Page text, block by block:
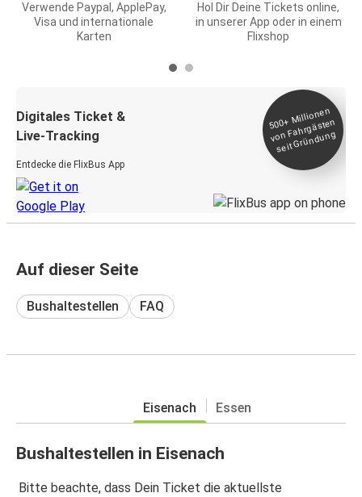
Verwende Paypal, ApplePay,
Visa und internationale
Karten
Hol Dir Deine Tickets online,
in unserer App oder in einem
Flixshop
Digitales Ticket &
Live-Tracking
Entdecke die FlixBus App
500+
Millionen
von Fahrgästen
seit
Gründung
Auf dieser Seite
Bushaltestellen FAQ
Eisenach Essen
Bushaltestellen in Eisenach
Bitte beachte, dass Dein Ticket die aktuellste